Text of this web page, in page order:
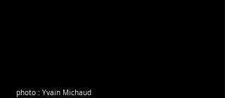
photo : Yvain Michaud